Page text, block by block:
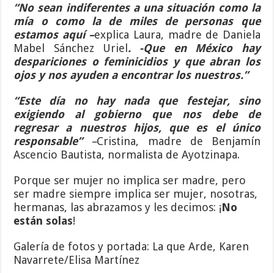
“No sean indiferentes a una situación como la
mía o como la de miles de personas que
estamos aquí –explica Laura, madre de Daniela
Mabel Sánchez Uriel . -Que en México hay
despariciones o feminicidios y que abran los
ojos y nos ayuden a encontrar los nuestros.”
“Este día no hay nada que festejar, sino
exigiendo al gobierno que nos debe de
regresar a nuestros hijos, que es el único
responsable”–Cristina, madre de Benjamín
Ascencio Bautista, normalista de Ayotzinapa.
Porque ser mujer no implica ser madre, pero
ser madre siempre implica ser mujer, nosotras,
hermanas, las abrazamos y les decimos: ¡No
están solas!
Galería de fotos y portada: La que Arde, Karen
Navarrete/Elisa Martínez